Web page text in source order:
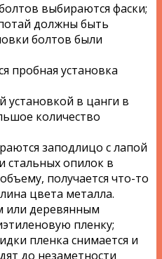
выбираются фаски;
должны быть
болтов были
пробная установка
установкой в цанги в
количество
заподлицо с лапой
стальных опилок в
получается что-то
цвета металла.
или деревянным
пленку;
пленка снимается и
до незаметности